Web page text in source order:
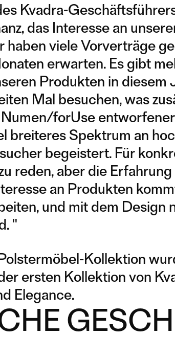
Kvadra-
das Interesse an
haben viele Vorverträge
erwarten. Es gibt
Produkten in diesem
Mal besuchen, was
forUse
breiteres Spektrum an
begeistert. Für
reden, aber die
an Produkten
und mit dem
"
Kollektion
ersten Kollektion von
Elegance.